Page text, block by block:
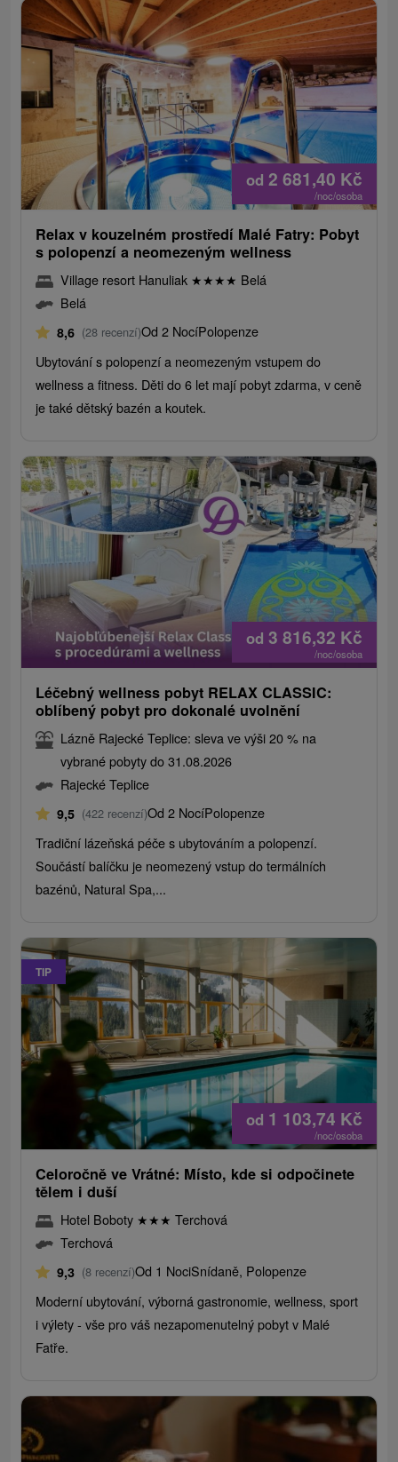
od 2 681,40 Kč
/noc/osoba
Relax v kouzelném prostředí Malé Fatry: Pobyt
s polopenzí a neomezeným wellness
Village resort Hanuliak ★★★★ Belá
Belá
8,6 (28 recenzí)Od 2 NocíPolopenze
Ubytování s polopenzí a neomezeným vstupem do
wellness a fitness. Děti do 6 let mají pobyt zdarma, v ceně
je také dětský bazén a koutek.
od 3 816,32 Kč
/noc/osoba
Léčebný wellness pobyt RELAX CLASSIC:
oblíbený pobyt pro dokonalé uvolnění
Lázně Rajecké Teplice: sleva ve výši 20 % na
vybrané pobyty do 31.08.2026
Rajecké Teplice
9,5 (422 recenzí)Od 2 NocíPolopenze
Tradiční lázeňská péče s ubytováním a polopenzí.
Součástí balíčku je neomezený vstup do termálních
bazénů, Natural Spa,...
TIP
od 1 103,74 Kč
/noc/osoba
Celoročně ve Vrátné: Místo, kde si odpočinete
tělem i duší
Hotel Boboty ★★★ Terchová
Terchová
9,3 (8 recenzí)Od 1 NociSnídaně, Polopenze
Moderní ubytování, výborná gastronomie, wellness, sport
i výlety - vše pro váš nezapomenutelný pobyt v Malé
Fatře.